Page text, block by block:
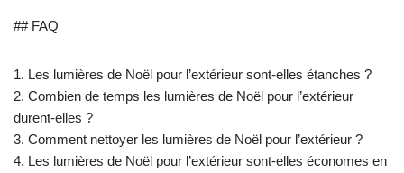
## FAQ
1. Les lumières de Noël pour l’extérieur sont-elles étanches ?
2. Combien de temps les lumières de Noël pour l’extérieur
durent-elles ?
3. Comment nettoyer les lumières de Noël pour l’extérieur ?
4. Les lumières de Noël pour l’extérieur sont-elles économes en